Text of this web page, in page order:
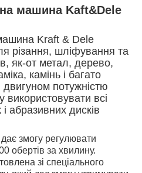
машина Kaft&Dele
Kraft & Dele
різання, шліфування та
як-от метал, дерево,
камінь і багато
потужністю
використовувати всі
абразивних дисків
змогу регулювати
обертів за хвилину.
зі спеціального